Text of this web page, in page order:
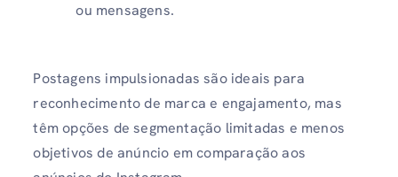
ou mensagens.
Postagens impulsionadas são ideais para
reconhecimento de marca e engajamento, mas
têm opções de segmentação limitadas e menos
objetivos de anúncio em comparação aos